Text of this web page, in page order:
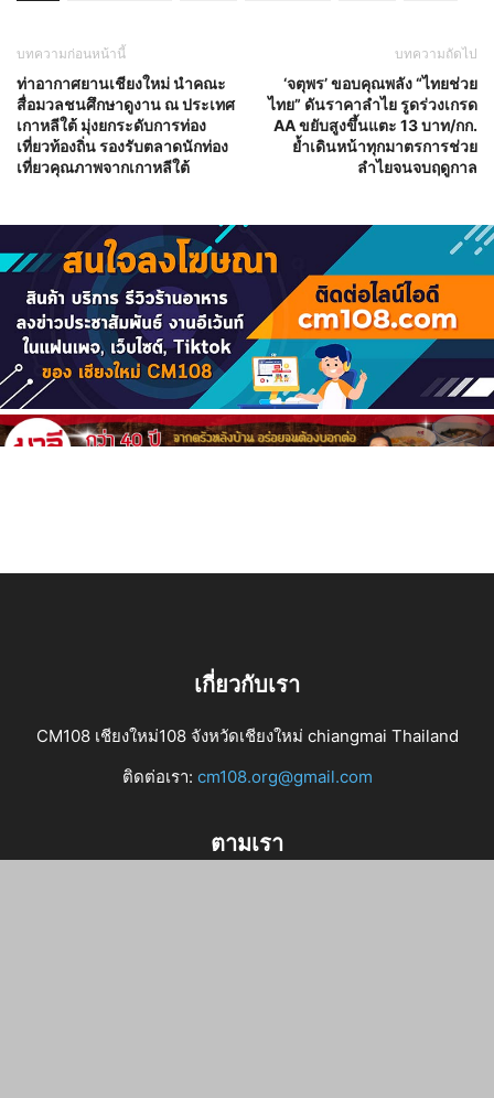
บทความก่อนหน้านี้
ท่าอากาศยานเชียงใหม่ นำคณะ
สื่อมวลชนศึกษาดูงาน ณ ประเทศ
เกาหลีใต้ มุ่งยกระดับการท่อง
เที่ยวท้องถิ่น รองรับตลาดนักท่อง
เที่ยวคุณภาพจากเกาหลีใต้
บทความถัดไป
‘จตุพร’ ขอบคุณพลัง “ไทยช่วย
ไทย” ดันราคาลำไย รูดร่วงเกรด
AA ขยับสูงขึ้นแตะ 13 บาท/กก.
ย้ำเดินหน้าทุกมาตรการช่วย
ลำไยจนจบฤดูกาล
เกี่ยวกับเรา
CM108 เชียงใหม่108 จังหวัดเชียงใหม่ chiangmai Thailand
ติดต่อเรา: cm108.org@gmail.com
ตามเรา